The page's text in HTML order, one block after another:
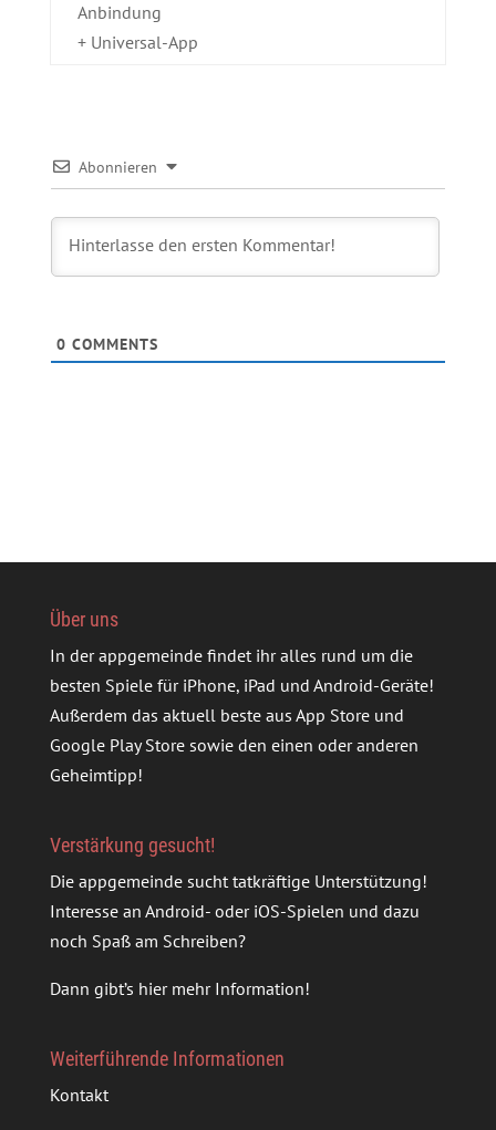
Anbindung
+ Universal-App
Abonnieren
0 COMMENTS
Über uns
In der appgemeinde findet ihr alles rund um die
besten Spiele für iPhone, iPad und Android-Geräte!
Außerdem das aktuell beste aus App Store und
Google Play Store sowie den einen oder anderen
Geheimtipp!
Verstärkung gesucht!
Die appgemeinde sucht tatkräftige Unterstützung!
Interesse an Android- oder iOS-Spielen und dazu
noch Spaß am Schreiben?
Dann gibt’s hier mehr Information!
Weiterführende Informationen
Kontakt